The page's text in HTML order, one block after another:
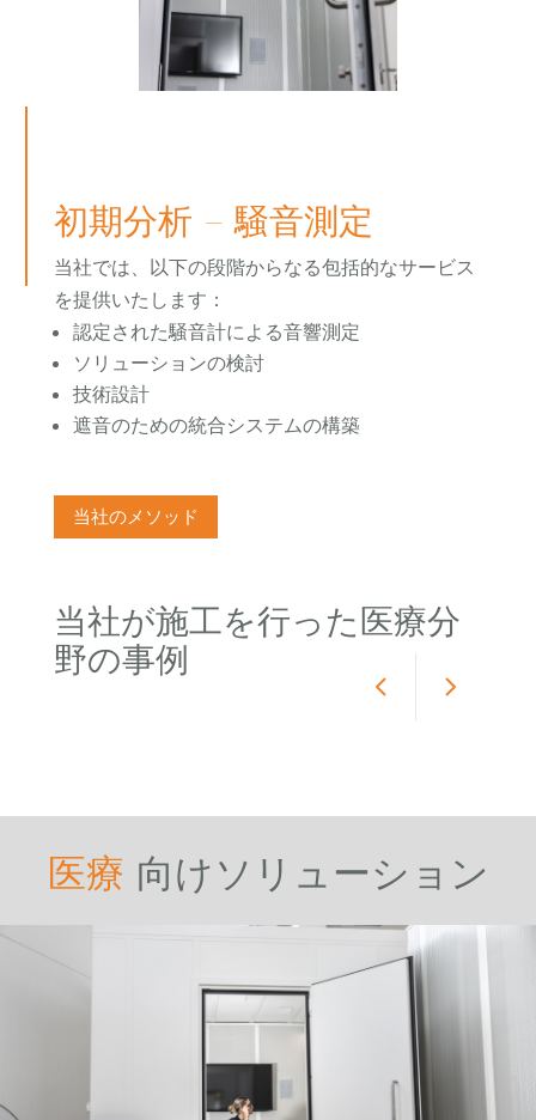
初期分析 – 騒音測定
当社では、以下の段階からなる包括的なサービス
を提供いたします：
認定された騒音計による音響測定
ソリューションの検討
技術設計
遮音のための統合システムの構築
当社のメソッド
当社が施工を行った医療分
野の事例
医療 向けソリューション
聴力検査室および防音ブー
ス
見る